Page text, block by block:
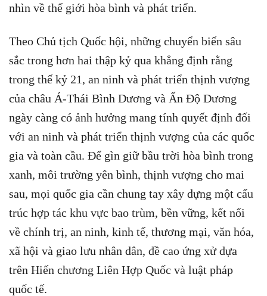
nhìn về thế giới hòa bình và phát triển.
Theo Chủ tịch Quốc hội, những chuyển biến sâu
sắc trong hơn hai thập kỷ qua khẳng định rằng
trong thế kỷ 21, an ninh và phát triển thịnh vượng
của châu Á-Thái Bình Dương và Ấn Độ Dương
ngày càng có ảnh hưởng mang tính quyết định đối
với an ninh và phát triển thịnh vượng của các quốc
gia và toàn cầu. Để gìn giữ bầu trời hòa bình trong
xanh, môi trường yên bình, thịnh vượng cho mai
sau, mọi quốc gia cần chung tay xây dựng một cấu
trúc hợp tác khu vực bao trùm, bền vững, kết nối
về chính trị, an ninh, kinh tế, thương mại, văn hóa,
xã hội và giao lưu nhân dân, đề cao ứng xử dựa
trên Hiến chương Liên Hợp Quốc và luật pháp
quốc tế.